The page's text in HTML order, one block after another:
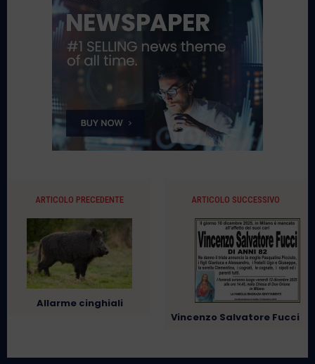
ARTICOLO PRECEDENTE
Allarme cinghiali
ARTICOLO SUCCESSIVO
Vincenzo Salvatore Fucci